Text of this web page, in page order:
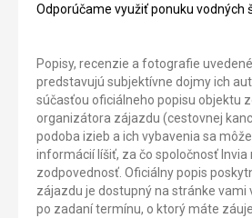
Odporúčame využiť ponuku vodných
Popisy, recenzie a fotografie
predstavujú subjektívne dojmy ich
súčasťou oficiálneho popisu objektu
organizátora zájazdu (cestovnej
podoba izieb a ich vybavenia sa
informácií líšiť, za čo spoločnosť Invia
zodpovednosť. Oficiálny popis
zájazdu je dostupný na stránke vami
po zadaní termínu, o ktorý máte